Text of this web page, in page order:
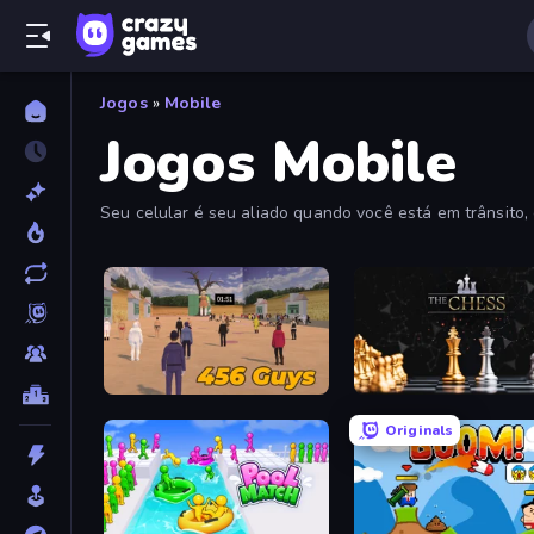
Jogos » Mobile
Jogos Mobile
Seu celular é seu aliado quando você está em
456 Guys The Chess
Originals